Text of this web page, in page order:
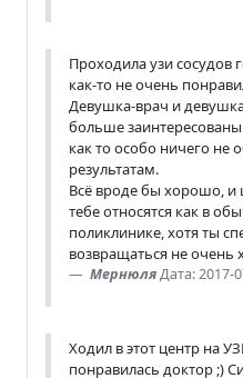
Проходила узи сосудов
как-то не очень
Девушка-врач и
больше
как то особо ничего не
результатам.
Всё вроде бы хорошо, и
тебе относятся как в
поликлинике, хотя ты
возвращаться не очень
МернюляДата: 2017-
Ходил в этот центр на
понравилась доктор ;)